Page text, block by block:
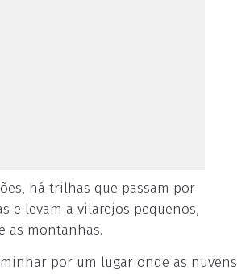
há trilhas que passam por
e levam a vilarejos pequenos,
as montanhas.
por um lugar onde as nuvens